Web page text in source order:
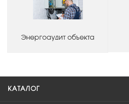
Энергоаудит объекта
КАТАЛОГ